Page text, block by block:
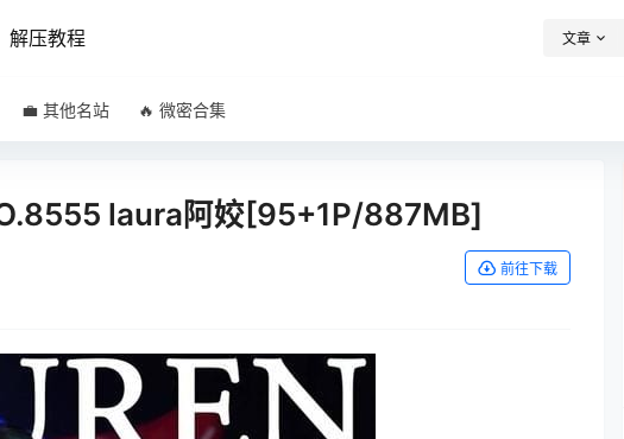
解压教程 文章
💼 其他名站 🔥 微密合集
laura阿姣[95+1P/887MB]
前往下载